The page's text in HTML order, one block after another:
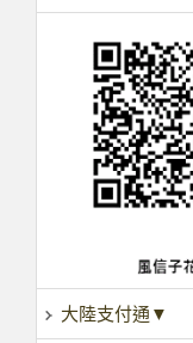
大陸支付通▼